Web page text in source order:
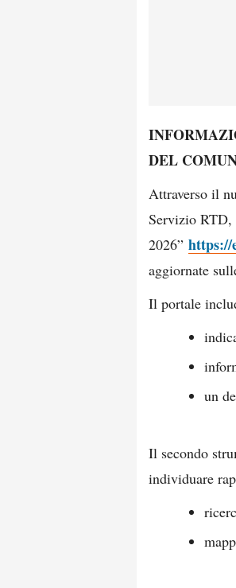
DEL
Attraverso il
Servizio
2026” https://
aggiornate
Il portale
un
Il secondo
individuare